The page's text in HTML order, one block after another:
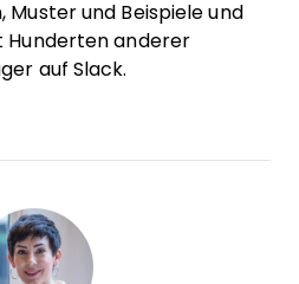
Muster und Beispiele und
Hunderten anderer
auf Slack.